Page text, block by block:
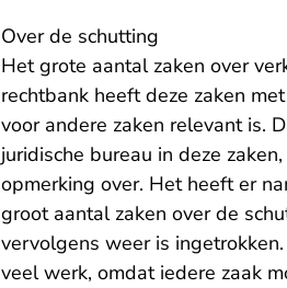
Over de schutting
Het grote aantal zaken over
rechtbank heeft deze zaken
voor andere zaken relevant is.
juridische bureau in deze
opmerking over. Het heeft er
groot aantal zaken over de
vervolgens weer is
veel werk, omdat iedere zaak